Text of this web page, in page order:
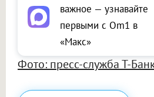
важное — узнавайте
первыми с Om1 в
«Макс»
Фото: пресс-служба Т-